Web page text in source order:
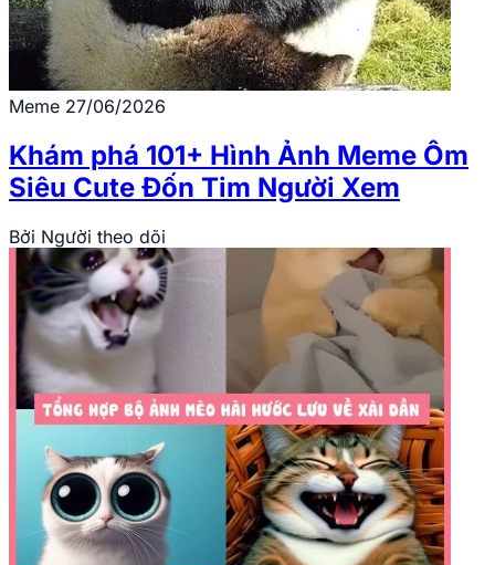
Meme 27/06/2026
Khám phá 101+ Hình Ảnh Meme Ôm
Siêu Cute Đốn Tim Người Xem
Bởi Người theo dõi